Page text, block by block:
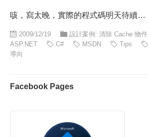
咳，寫太晚，實際的程式碼明天待續…
2009/12/19 設計案例: 清除 Cache 物件
ASP.NET
C# MSDN Tips
導向
Facebook Pages